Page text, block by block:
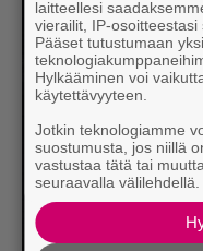
laitteellesi
vierailit, IP-osoitteestasi
Pääset tutustumaan
Hylkääminen voi
käytettävyyteen.
Jotkin teknologiamme
suostumusta, jos niillä
vastustaa tätä tai
seuraavalla välilehdellä.